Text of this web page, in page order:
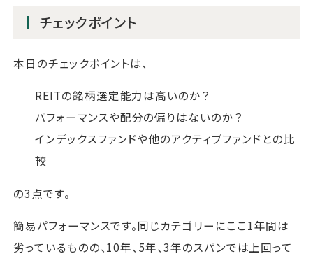
チェックポイント
本日のチェックポイントは、
REITの銘柄選定能力は高いのか？
パフォーマンスや配分の偏りはないのか？
インデックスファンドや他のアクティブファンドとの比
較
の3点です。
簡易パフォーマンスです。同じカテゴリーにここ1年間は
劣っているものの、10年、5年、3年のスパンでは上回って